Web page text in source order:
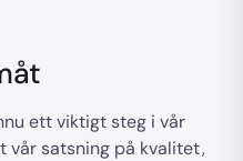
ett viktigt steg i vår
vår satsning på kvalitet,